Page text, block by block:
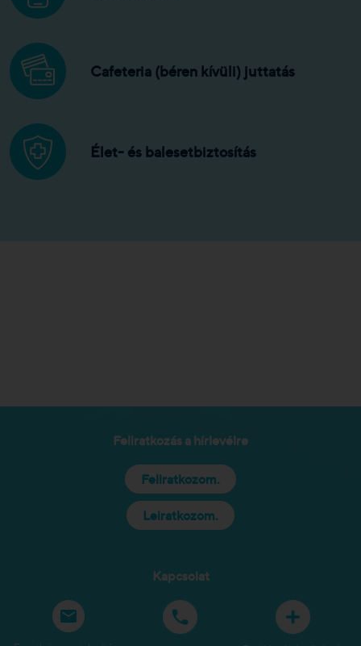
Cafeteria (béren kívüli) juttatás
Élet- és balesetbiztosítás
Feliratkozás a hírlevélre
Feliratkozom.
Leiratkozom.
Kapcsolat